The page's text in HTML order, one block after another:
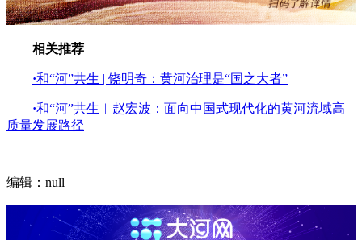
相关推荐
·和“河”共生 | 饶明奇：黄河治理是“国之大者”
·和“河”共生︱赵宏波：面向中国式现代化的黄河流域高
质量发展路径
编辑：null